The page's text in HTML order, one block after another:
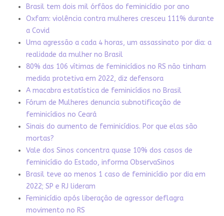
Brasil tem dois mil órfãos do feminicídio por ano
Oxfam: violência contra mulheres cresceu 111% durante
a Covid
Uma agressão a cada 4 horas, um assassinato por dia: a
realidade da mulher no Brasil
80% das 106 vítimas de feminicídios no RS não tinham
medida protetiva em 2022, diz defensora
A macabra estatística de feminicídios no Brasil
Fórum de Mulheres denuncia subnotificação de
feminicídios no Ceará
Sinais do aumento de feminicídios. Por que elas são
mortas?
Vale dos Sinos concentra quase 10% dos casos de
feminicídio do Estado, informa ObservaSinos
Brasil teve ao menos 1 caso de feminicídio por dia em
2022; SP e RJ lideram
Feminicídio após liberação de agressor deflagra
movimento no RS